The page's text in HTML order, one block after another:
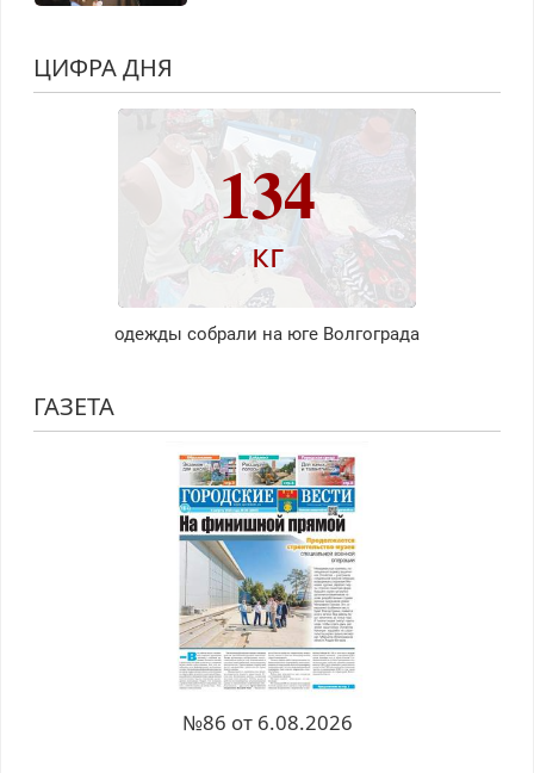
ЦИФРА ДНЯ
134
кг
одежды собрали на юге Волгограда
ГАЗЕТА
№86 от 6.08.2026